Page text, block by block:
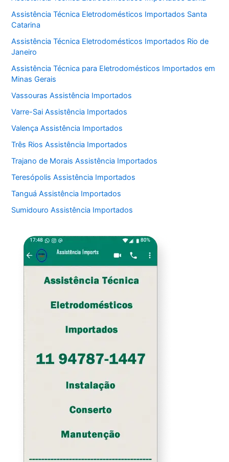
Assistência Técnica Eletrodomésticos Importados Santa
Catarina
Assistência Técnica Eletrodomésticos Importados Rio de
Janeiro
Assistência Técnica para Eletrodomésticos Importados em
Minas Gerais
Vassouras Assistência Importados
Varre-Sai Assistência Importados
Valença Assistência Importados
Três Rios Assistência Importados
Trajano de Morais Assistência Importados
Teresópolis Assistência Importados
Tanguá Assistência Importados
Sumidouro Assistência Importados